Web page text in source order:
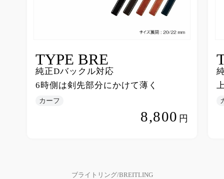
TYPE BRE
純正Dバックル対応
6時側は剣先部分にかけて薄く
カーフ
8,800 円
ブライトリング/BREITLING